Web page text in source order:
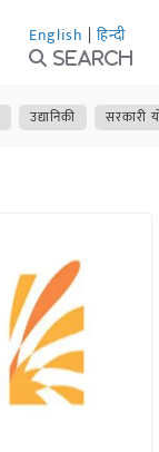
English | हिन्दी
Search
उद्यानिकी सरकारी